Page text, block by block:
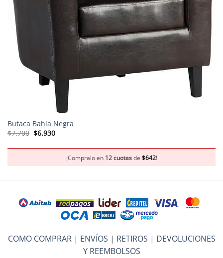
Butaca Bahía Negra
$7.700 El
precio
era:
$6.930El
precio
es:
$6.930.
¡Compralo en 12 cuotasde $642!
COMO COMPRAR| ENVÍOS | RETIROS | DEVOLUCIONES
Y REEMBOLSOS